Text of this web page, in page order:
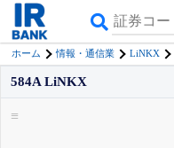
ホーム 情報・通信業 LiNKX
584A LiNKX